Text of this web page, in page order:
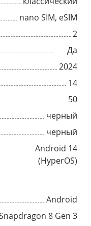
nano SIM, eSIM
2
Да
2024
14
50
черный
черный
Android 14
(HyperOS)
Android
8 Gen 3